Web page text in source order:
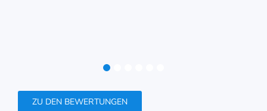
4
ZU DEN BEWERTUNGEN